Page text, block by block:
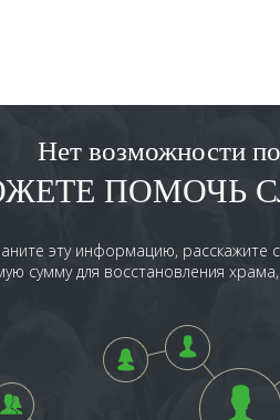
Нет возможности
ПОМОЧЬ
эту информацию,
сумму для восстановления